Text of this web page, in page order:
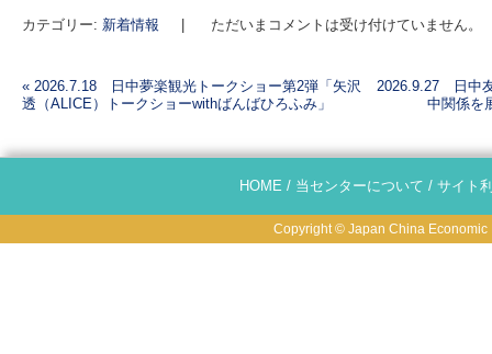
カテゴリー: 新着情報 ただいまコメントは受け付けていません。
投稿ナビゲーション
« 2026.7.18 日中夢楽観光トークショー第2弾「矢沢
透（ALICE）トークショーwithばんばひろふみ」
2026.9.27 日中
中関係を
HOME / 当センターについて / サイト
Copyright © Japan China